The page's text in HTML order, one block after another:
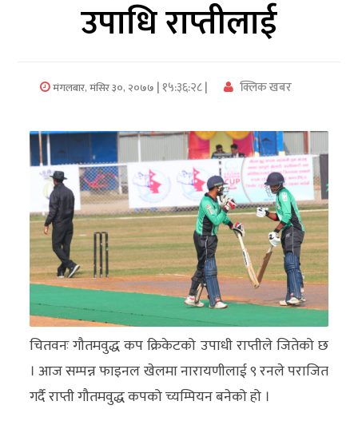
मनाेरञ्जन
विज्ञान
प्रविधि
अन्तरर्वार्ता
विचार/
ब्लग
खेलकुद
रोचक
अन्य
उपाधि राप्तीलाई
मंगलबार, मंसिर ३०, २०७७ | १५:३६:२८ | क्लिक खबर
चितवनः गौतमवुद्ध कप क्रिकेटको उपाधी राप्तीले जितेको छ
। आज सम्पन्न फाइनल खेलमा नारायणीलाई ९ रनले पराजित
गर्दै राप्ती गौतमवुद्ध कपको च्यम्पियन बनेको हो ।